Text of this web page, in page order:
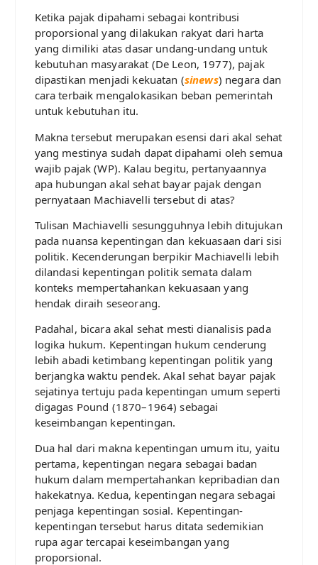
Ketika pajak dipahami sebagai kontribusi
proporsional yang dilakukan rakyat dari harta
yang dimiliki atas dasar undang-undang untuk
kebutuhan masyarakat (De Leon, 1977), pajak
dipastikan menjadi kekuatan (sinews) negara dan
cara terbaik mengalokasikan beban pemerintah
untuk kebutuhan itu.
Makna tersebut merupakan esensi dari akal sehat
yang mestinya sudah dapat dipahami oleh semua
wajib pajak (WP). Kalau begitu, pertanyaannya
apa hubungan akal sehat bayar pajak dengan
pernyataan Machiavelli tersebut di atas?
Tulisan Machiavelli sesungguhnya lebih ditujukan
pada nuansa kepentingan dan kekuasaan dari sisi
politik. Kecenderungan berpikir Machiavelli lebih
dilandasi kepentingan politik semata dalam
konteks mempertahankan kekuasaan yang
hendak diraih seseorang.
Padahal, bicara akal sehat mesti dianalisis pada
logika hukum. Kepentingan hukum cenderung
lebih abadi ketimbang kepentingan politik yang
berjangka waktu pendek. Akal sehat bayar pajak
sejatinya tertuju pada kepentingan umum seperti
digagas Pound (1870–1964) sebagai
keseimbangan kepentingan.
Dua hal dari makna kepentingan umum itu, yaitu
pertama, kepentingan negara sebagai badan
hukum dalam mempertahankan kepribadian dan
hakekatnya. Kedua, kepentingan negara sebagai
penjaga kepentingan sosial. Kepentingan-
kepentingan tersebut harus ditata sedemikian
rupa agar tercapai keseimbangan yang
proporsional.